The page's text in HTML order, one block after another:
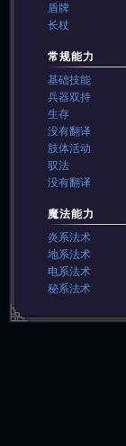
盾牌
长杖
常规能力
基础技能
兵器双持
生存
没有翻译
肢体活动
驭法
没有翻译
魔法能力
炎系法术
地系法术
电系法术
秘系法术